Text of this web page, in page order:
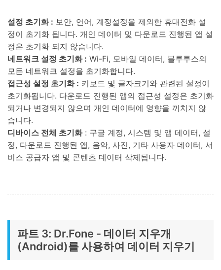
설정 초기화 : 보안, 언어, 계정설정을 제외한 휴대전화 설
정이 초기화 됩니다. 개인 데이터 및 다운로드 진행된 앱 설
정은 초기화 되지 않습니다.
네트워크 설정 초기화 : Wi-Fi, 모바일 데이터, 블루투스의
모든 네트워크 설정을 초기화합니다.
접근성 설정 초기화 : 키보드 및 글자크기와 관련된 설정이
초기화됩니다. 다운로드 진행된 앱의 접근성 설정은 초기화
되거나 변경되지 않으며 개인 데이터에 영향을 끼치지 않
습니다.
디바이스 전체 초기화: 구글 계정, 시스템 및 앱 데이터, 설
정, 다운로드 진행된 앱, 음악, 사진, 기타 사용자 데이터, 서
비스 공급자 앱 및 콘텐츠 데이터 삭제됩니다.
파트 3: Dr.Fone - 데이터 지우개
(Android)를 사용하여 데이터 지우기